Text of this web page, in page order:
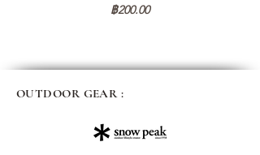
ราคา
฿200.00
OUTDOOR GEAR :